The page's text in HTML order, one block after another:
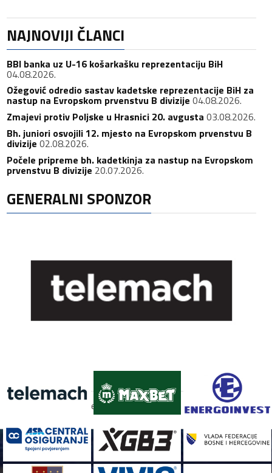
NAJNOVIJI ČLANCI
BBI banka uz U-16 košarkašku reprezentaciju BiH
04.08.2026.
Ožegović odredio sastav kadetske reprezentacije BiH za
nastup na Evropskom prvenstvu B divizije 04.08.2026.
Zmajevi protiv Poljske u Hrasnici 20. avgusta 03.08.2026.
Bh. juniori osvojili 12. mjesto na Evropskom prvenstvu B
divizije 02.08.2026.
Počele pripreme bh. kadetkinja za nastup na Evropskom
prvenstvu B divizije 20.07.2026.
GENERALNI SPONZOR
[custom-facebook-feed]